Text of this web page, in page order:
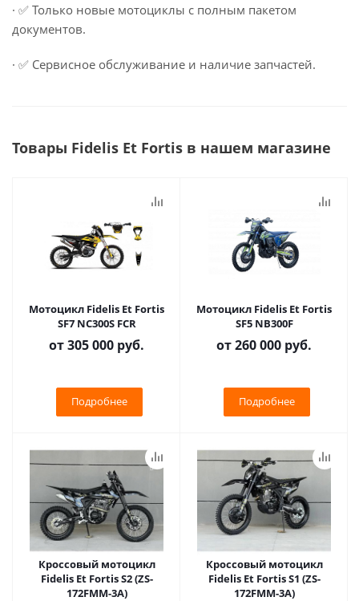
· ✅ Только новые мотоциклы с полным пакетом
документов.
· ✅ Сервисное обслуживание и наличие запчастей.
Товары Fidelis Et Fortis в нашем магазине
Мотоцикл Fidelis Et Fortis
SF7 NC300S FCR
от305 000 руб.
Подробнее
Мотоцикл Fidelis Et Fortis
SF5 NB300F
от260 000 руб.
Подробнее
Кроссовый мотоцикл
Fidelis Et Fortis S2 (ZS-
172FMM-3A)
Кроссовый мотоцикл
Fidelis Et Fortis S1 (ZS-
172FMM-3A)